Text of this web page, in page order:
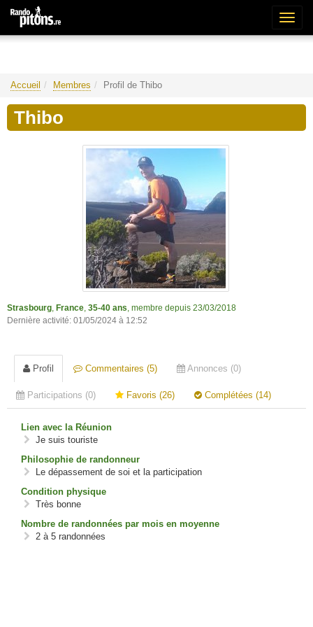
Accueil Membres Profil de Thibo
Thibo
Strasbourg France 35-40 ans , membre depuis 23/03/2018
Dernière activité: 01/05/2024 à 12:52
Profil Commentaires (5) Annonces (0)
Participations (0) Favoris (26) Complétées (14)
Lien avec la Réunion
Je suis touriste
Philosophie de randonneur
Le dépassement de soi et la participation
Condition physique
Très bonne
Nombre de randonnées par mois en moyenne
2 à 5 randonnées